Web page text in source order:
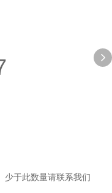
少于此数量请联系我们